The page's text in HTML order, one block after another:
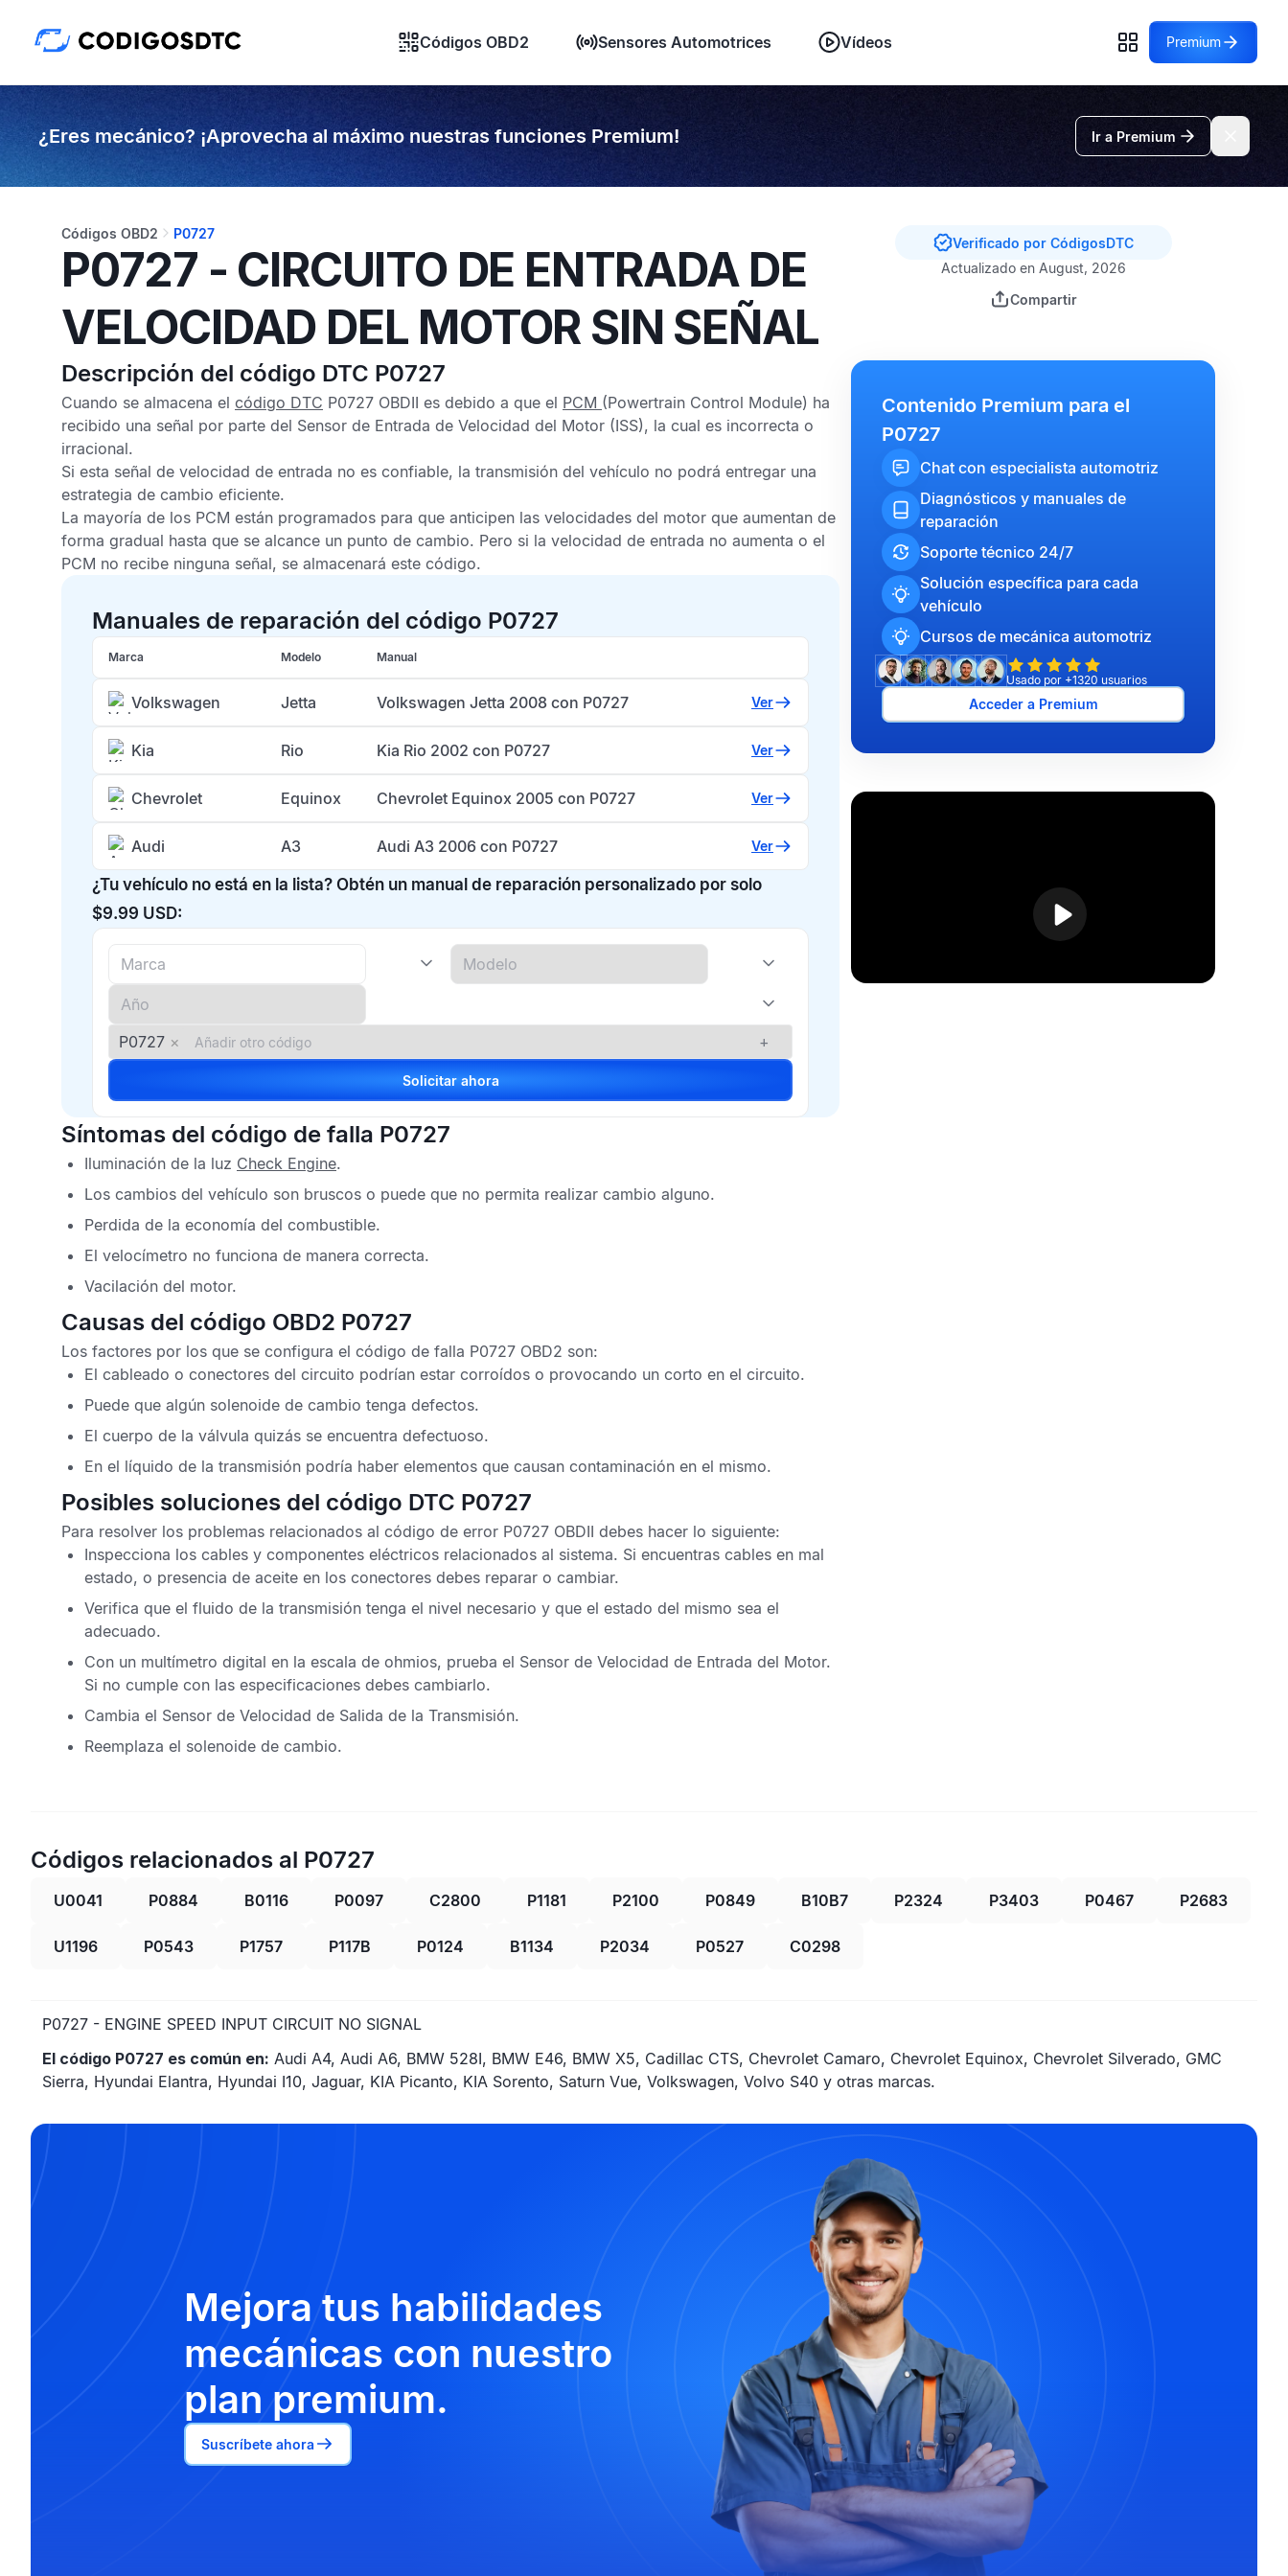
Códigos OBD2 Sensores Automotrices Vídeos Premium
¿Eres mecánico? ¡Aprovecha al máximo nuestras funciones Premium! Ir a Premium
Códigos OBD2 P0727
P0727 - CIRCUITO DE ENTRADA DE
VELOCIDAD DEL MOTOR SIN SEÑAL
Descripción del código DTC P0727
Cuando se almacena el código DTC P0727 OBDII es debido a que el PCM (Powertrain Control Module) ha
recibido una señal por parte del Sensor de Entrada de Velocidad del Motor (ISS), la cual es incorrecta o
irracional.
Si esta señal de velocidad de entrada no es confiable, la transmisión del vehículo no podrá entregar una
estrategia de cambio eficiente.
La mayoría de los PCM están programados para que anticipen las velocidades del motor que aumentan de
forma gradual hasta que se alcance un punto de cambio. Pero si la velocidad de entrada no aumenta o el
PCM no recibe ninguna señal, se almacenará este código.
Manuales de reparación del código P0727
Marca Modelo Manual
Volkswagen Jetta Volkswagen Jetta 2008 con P0727 Ver
Kia Rio Kia Rio 2002 con P0727 Ver
Chevrolet Equinox Chevrolet Equinox 2005 con P0727 Ver
Audi A3 Audi A3 2006 con P0727 Ver
¿Tu vehículo no está en la lista? Obtén un manual de reparación personalizado por solo
$9.99 USD:
P0727 × +
Solicitar ahora
Síntomas del código de falla P0727
Iluminación de la luz Check Engine.
Los cambios del vehículo son bruscos o puede que no permita realizar cambio alguno.
Perdida de la economía del combustible.
El velocímetro no funciona de manera correcta.
Vacilación del motor.
Causas del código OBD2 P0727
Los factores por los que se configura el código de falla P0727 OBD2 son:
El cableado o conectores del circuito podrían estar corroídos o provocando un corto en el circuito.
Puede que algún solenoide de cambio tenga defectos.
El cuerpo de la válvula quizás se encuentra defectuoso.
En el líquido de la transmisión podría haber elementos que causan contaminación en el mismo.
Posibles soluciones del código DTC P0727
Para resolver los problemas relacionados al código de error P0727 OBDII debes hacer lo siguiente:
Inspecciona los cables y componentes eléctricos relacionados al sistema. Si encuentras cables en mal
estado, o presencia de aceite en los conectores debes reparar o cambiar.
Verifica que el fluido de la transmisión tenga el nivel necesario y que el estado del mismo sea el
adecuado.
Con un multímetro digital en la escala de ohmios, prueba el Sensor de Velocidad de Entrada del Motor.
Si no cumple con las especificaciones debes cambiarlo.
Cambia el Sensor de Velocidad de Salida de la Transmisión.
Reemplaza el solenoide de cambio.
Verificado por CódigosDTC
Actualizado en August, 2026
Compartir
Contenido Premium para el
P0727
Chat con especialista automotriz
Diagnósticos y manuales de
reparación
Soporte técnico 24/7
Solución específica para cada
vehículo
Cursos de mecánica automotriz
Usado por +1320 usuarios
Acceder a Premium
Códigos relacionados al P0727
U0041 P0884 B0116 P0097 C2800 P1181 P2100 P0849 B10B7 P2324 P3403 P0467 P2683
U1196 P0543 P1757 P117B P0124 B1134 P2034 P0527 C0298
P0727 - ENGINE SPEED INPUT CIRCUIT NO SIGNAL
El código P0727 es común en: Audi A4, Audi A6, BMW 528I, BMW E46, BMW X5, Cadillac CTS, Chevrolet Camaro, Chevrolet Equinox, Chevrolet Silverado, GMC
Sierra, Hyundai Elantra, Hyundai I10, Jaguar, KIA Picanto, KIA Sorento, Saturn Vue, Volkswagen, Volvo S40 y otras marcas.
Mejora tus habilidades
mecánicas con nuestro
plan premium.
Suscríbete ahora